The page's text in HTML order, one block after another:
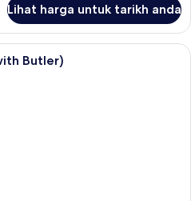
Lihat harga untuk tarikh anda
Peralatan tempat tidur premium, bar
Butler)